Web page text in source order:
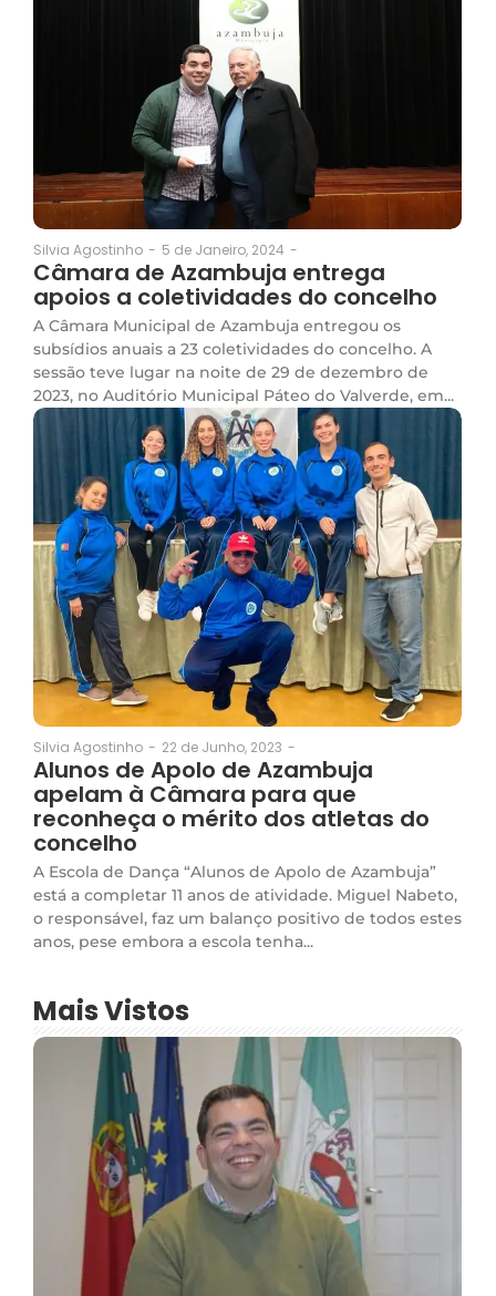
Silvia Agostinho - 5 de Janeiro, 2024 -
Câmara de Azambuja entrega
apoios a coletividades do concelho
A Câmara Municipal de Azambuja entregou os
subsídios anuais a 23 coletividades do concelho. A
sessão teve lugar na noite de 29 de dezembro de
2023, no Auditório Municipal Páteo do Valverde, em...
Silvia Agostinho - 22 de Junho, 2023 -
Alunos de Apolo de Azambuja
apelam à Câmara para que
reconheça o mérito dos atletas do
concelho
A Escola de Dança “Alunos de Apolo de Azambuja”
está a completar 11 anos de atividade. Miguel Nabeto,
o responsável, faz um balanço positivo de todos estes
anos, pese embora a escola tenha...
Mais Vistos